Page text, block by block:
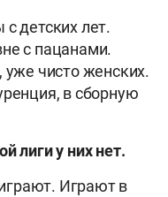
детских лет.
с пацанами.
чисто женских.
в сборную
лиги у них нет.
Играют в